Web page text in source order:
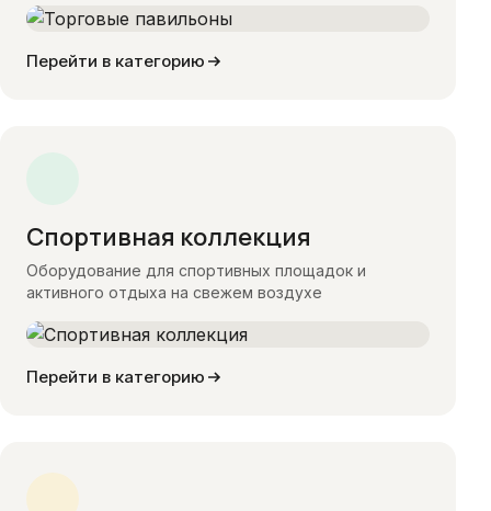
Перейти в категорию
Спортивная коллекция
Оборудование для спортивных площадок и
активного отдыха на свежем воздухе
Перейти в категорию